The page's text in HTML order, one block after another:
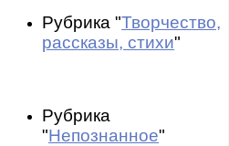
Рубрика "Творчество,
рассказы, стихи"
Рубрика
"Непознанное"